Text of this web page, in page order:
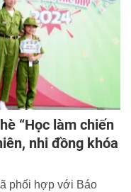
“Học làm chiến
nhi đồng khóa
phối hợp với Báo